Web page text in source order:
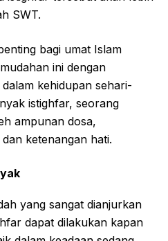
SWT.
bagi umat Islam
ini dengan
kehidupan sehari-
istighfar, seorang
ampunan dosa,
ketenangan hati.
yang sangat dianjurkan
dapat dilakukan kapan